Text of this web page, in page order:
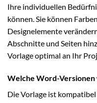
Ihre individuellen
können. Sie können
Designelemente
Abschnitte und Seiten
Vorlage optimal an Ihr
Welche Word-
Die Vorlage ist